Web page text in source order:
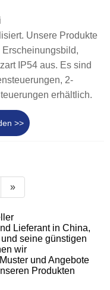
Unsere Produkte
IP54 aus. Es sind
2-
erhältlich.
>>
»
Lieferant in China,
seine günstigen
wir
und Angebote
Produkten